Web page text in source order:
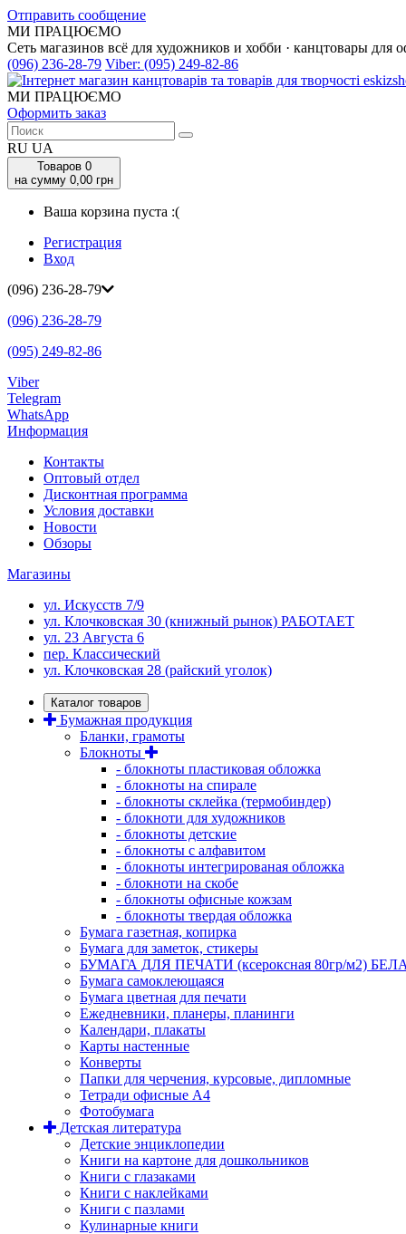
Отправить сообщение
МИ ПРАЦЮЄМО
Сеть магазинов всё для художников и хобби · канцтовары
(096) 236-28-79 Viber: (095) 249-82-86
МИ ПРАЦЮЄМО
Оформить заказ
RU UA
Товаров 0
на сумму 0,00 грн
Ваша корзина пуста :(
Регистрация
Вход
(096) 236-28-79
(096) 236-28-79
(095) 249-82-86
Viber
Telegram
WhatsApp
Информация
Контакты
Оптовый отдел
Дисконтная программа
Условия доставки
Новости
Обзоры
Магазины
ул. Искусств 7/9
ул. Клочковская 30 (книжный рынок) РАБОТАЕТ
ул. 23 Августа 6
пер. Классический
ул. Клочковская 28 (райский уголок)
Каталог товаров
Бумажная продукция
Бланки, грамоты
Блокноты
- блокноты пластиковая обложка
- блокноты на спирале
- блокноты склейка (термобиндер)
- блокноти для художников
- блокноты детские
- блокноты с алфавитом
- блокноты интегрированая обложка
- блокноти на скобе
- блокноты офисные кожзам
- блокноты твердая обложка
Бумага газетная, копирка
Бумага для заметок, стикеры
БУМАГА ДЛЯ ПЕЧАТИ (ксероксная 80гр/м2)
Бумага самоклеющаяся
Бумага цветная для печати
Ежедневники, планеры, планинги
Календари, плакаты
Карты настенные
Конверты
Папки для черчения, курсовые, дипломные
Тетради офисные А4
Фотобумага
Детская литература
Детские энциклопедии
Книги на картоне для дошкольников
Книги с глазаками
Книги с наклейками
Книги с пазлами
Кулинарные книги